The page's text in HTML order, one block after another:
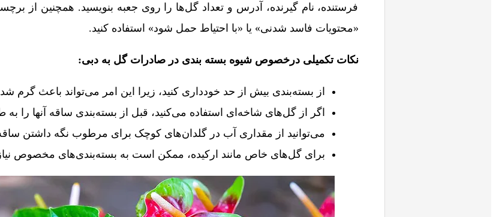
فرستنده، نام گیرنده، آدرس و تعداد گل‌ها را روی جعبه بنویسید. همچنین از
«محتویات فاسد شدنی» یا «با احتیاط حمل شود» استفاده کنید.
نکات تکمیلی درخصوص شیوه بسته بندی در صادرات گل به دبی:
از بسته‌بندی بیش از حد خودداری کنید، زیرا این امر می‌تواند باعث
اگر از گل‌های شاخه‌ای استفاده می‌کنید، قبل از بسته‌بندی ساقه آنها را
می‌توانید از مقداری آب در گلدان‌های کوچک برای مرطوب نگه داشتن ساقه
برای گل‌های خاص مانند ارکیده، ممکن است به بسته‌بندی‌های مخصوص